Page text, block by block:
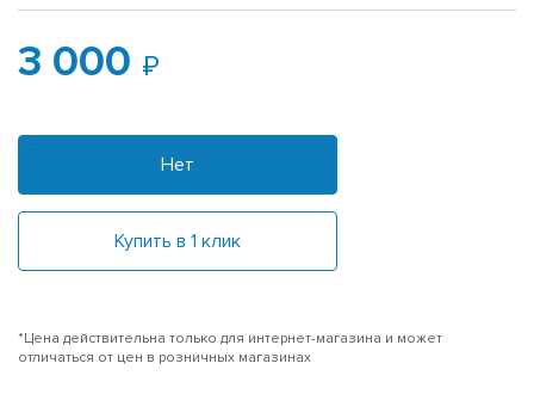
3 000
Нет
Купить в 1 клик
*Цена действительна только для интернет-магазина и может
отличаться от цен в розничных магазинах